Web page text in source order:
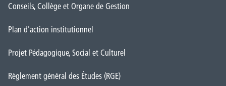
Conseils, Collège et Organe de Gestion
Plan d'action institutionnel
Projet Pédagogique, Social et Culturel
Règlement général des Études (RGE)